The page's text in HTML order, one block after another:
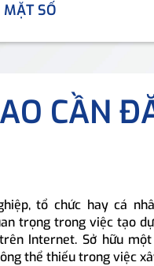
MẶT SỐ
CẦN
tổ chức hay cá
trọng trong việc tạo
Internet. Sở hữu
thể thiếu trong việc